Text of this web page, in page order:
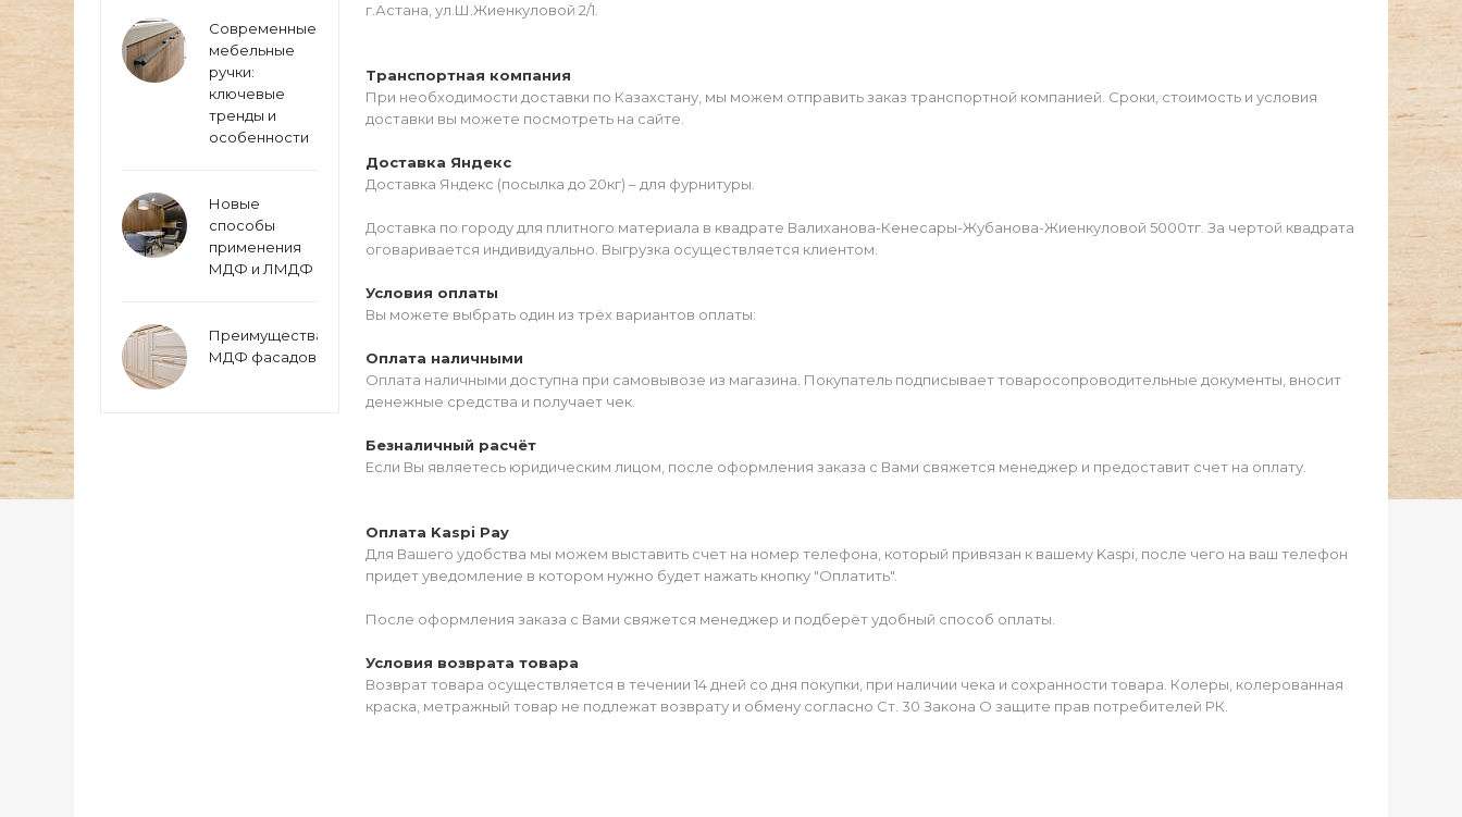
Современные
мебельные
ручки:
ключевые
тренды и
особенности
Новые
способы
применения
МДФ и ЛМДФ
Преимущества
МДФ фасадов
г.Астана, ул.Ш.Жиенкуловой 2/1.
Транспортная компания
При необходимости доставки по Казахстану, мы можем отправить заказ транспортной компанией. Сроки, стоимость и условия
доставки вы можете посмотреть на сайте.
Доставка Яндекс
Доставка Яндекс (посылка до 20кг) – для фурнитуры.
Доставка по городу для плитного материала в квадрате Валиханова-Кенесары-Жубанова-Жиенкуловой 5000тг. За чертой квадрата
оговаривается индивидуально. Выгрузка осуществляется клиентом.
Условия оплаты
Вы можете выбрать один из трёх вариантов оплаты:
Оплата наличными
Оплата наличными доступна при самовывозе из магазина. Покупатель подписывает товаросопроводительные документы, вносит
денежные средства и получает чек.
Безналичный расчёт
Если Вы являетесь юридическим лицом, после оформления заказа с Вами свяжется менеджер и предоставит счет на оплату.
Оплата Kaspi Pay
Для Вашего удобства мы можем выставить счет на номер телефона, который привязан к вашему Kaspi, после чего на ваш телефон
придет уведомление в котором нужно будет нажать кнопку "Оплатить".
После оформления заказа с Вами свяжется менеджер и подберёт удобный способ оплаты.
Условия возврата товара
Возврат товара осуществляется в течении 14 дней со дня покупки, при наличии чека и сохранности товара. Колеры, колерованная
краска, метражный товар не подлежат возврату и обмену согласно Ст. 30 Закона О защите прав потребителей РК.